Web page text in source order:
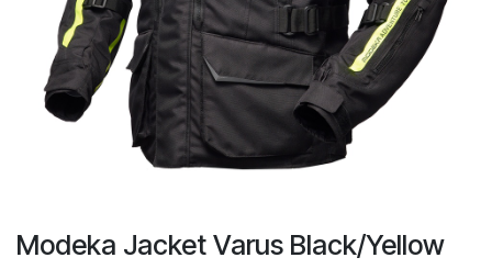
Modeka Jacket Varus Black/Yellow